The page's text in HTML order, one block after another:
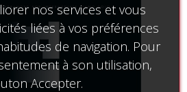
nos services et vous
liées à vos préférences
de navigation. Pour
à son utilisation,
Accepter.